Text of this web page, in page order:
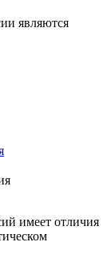
являются
имеет отличия